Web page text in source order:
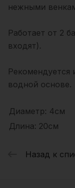
нежными
Работает от 2
входят).
Рекомендуется
водной основе.
Диаметр: 4см
Длина: 20см
Назад к